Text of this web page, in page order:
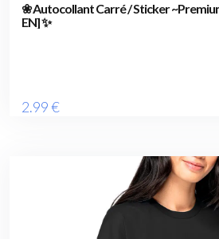
❀ Autocollant Carré / Sticker
EN] ✨
2.99€